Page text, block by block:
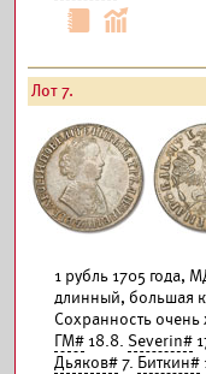
Лот 7.
1 рубль 1705 года,
длинный, большая
Сохранность очень
ГМ# 18.8. Severin#
Дьяков#7. Биткин#